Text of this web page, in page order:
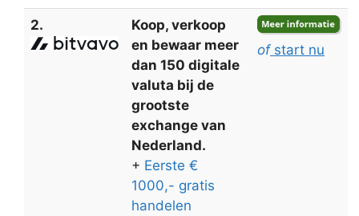
2.
Koop, verkoop
en bewaar meer
dan 150 digitale
valuta bij de
grootste
exchange van
Nederland.
+ Eerste €
1000,- gratis
handelen
ofstart nu